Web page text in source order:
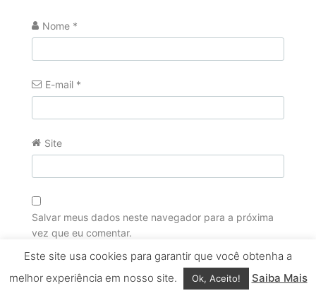
Nome *
E-mail *
Site
Salvar meus dados neste navegador para a próxima
vez que eu comentar.
Este site usa cookies para garantir que você obtenha a
melhor experiência em nosso site.
Ok, Aceito! Saiba Mais